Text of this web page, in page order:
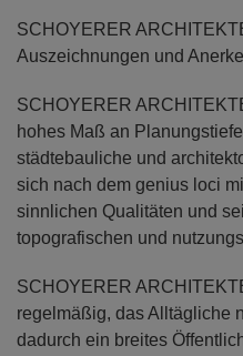
SCHOYERER
Auszeichnungen und
SCHOYERER
hohes Maß an
städtebauliche und
sich nach dem genius loci
sinnlichen Qualitäten und
topografischen und
SCHOYERER
regelmäßig, das Alltägliche
dadurch ein breites